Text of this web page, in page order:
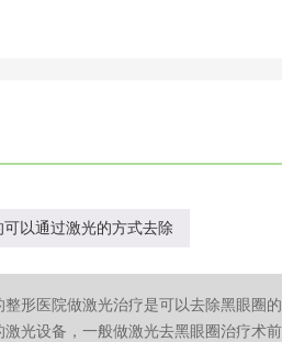
以通过激光的方式去除
整形医院做激光治疗是可以去除黑眼圈
激光设备，一般做激光去黑眼圈治疗术